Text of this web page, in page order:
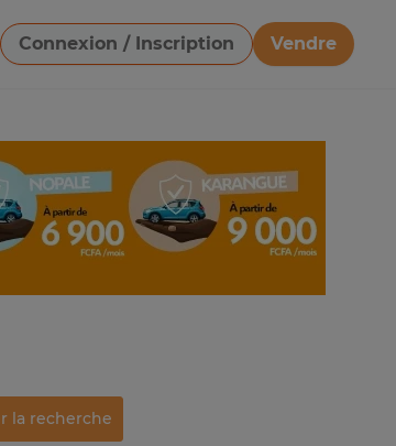
Connexion / Inscription
Vendre
une image
la recherche